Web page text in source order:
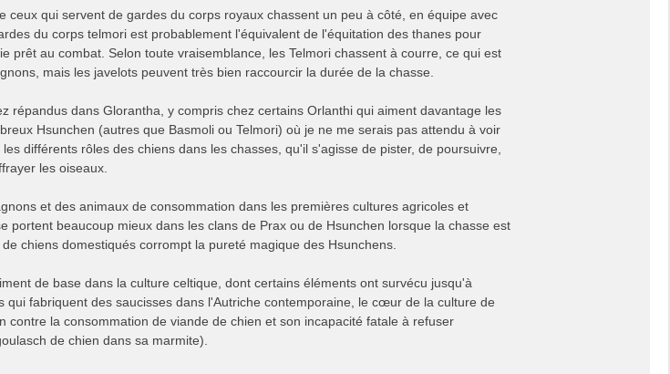
ceux qui servent de gardes du corps royaux chassent un peu à côté, en équipe avec
du corps telmori est probablement l'équivalent de l'équitation des thanes pour
prêt au combat. Selon toute vraisemblance, les Telmori chassent à courre, ce qui est
mais les javelots peuvent très bien raccourcir la durée de la chasse.
répandus dans Glorantha, y compris chez certains Orlanthi qui aiment davantage les
Hsunchen (autres que Basmoli ou Telmori) où je ne me serais pas attendu à voir
différents rôles des chiens dans les chasses, qu'il s'agisse de pister, de poursuivre,
les oiseaux.
et des animaux de consommation dans les premières cultures agricoles et
portent beaucoup mieux dans les clans de Prax ou de Hsunchen lorsque la chasse est
chiens domestiqués corrompt la pureté magique des Hsunchens.
de base dans la culture celtique, dont certains éléments ont survécu jusqu'à
qui fabriquent des saucisses dans l'Autriche contemporaine, le cœur de la culture de
contre la consommation de viande de chien et son incapacité fatale à refuser
de chien dans sa marmite).